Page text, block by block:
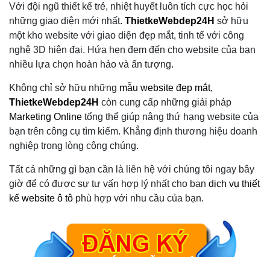
Với đội ngũ thiết kế trẻ, nhiệt huyết luôn tích cực học hỏi
những giao diện mới nhất. ThietkeWebdep24H sở hữu
một kho website với giao diện đẹp mắt, tinh tế với công
nghệ 3D hiện đại. Hứa hẹn đem đến cho website của bạn
nhiều lựa chọn hoàn hảo và ấn tượng.
Không chỉ sở hữu những mẫu website đẹp mắt,
ThietkeWebdep24H còn cung cấp những giải pháp
Marketing Online tổng thể giúp nâng thứ hạng website của
bạn trên công cụ tìm kiếm. Khẳng định thương hiệu doanh
nghiệp trong lòng công chúng.
Tất cả những gì bạn cần là liên hệ với chúng tôi ngay bây
giờ để có được sự tư vấn hợp lý nhất cho bạn dịch vụ thiết
kế website ô tô phù hợp với nhu cầu của bạn.